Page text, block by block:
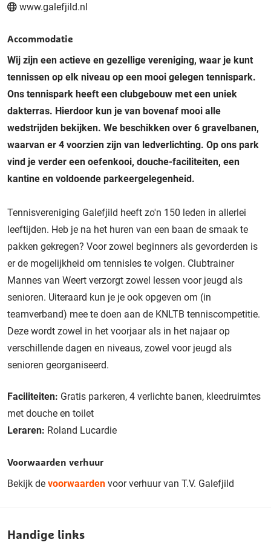
www.galefjild.nl
Accommodatie
Wij zijn een actieve en gezellige vereniging, waar je kunt
tennissen op elk niveau op een mooi gelegen tennispark.
Ons tennispark heeft een clubgebouw met een uniek
dakterras. Hierdoor kun je van bovenaf mooi alle
wedstrijden bekijken. We beschikken over 6 gravelbanen,
waarvan er 4 voorzien zijn van ledverlichting. Op ons park
vind je verder een oefenkooi, douche-faciliteiten, een
kantine en voldoende parkeergelegenheid.
Tennisvereniging Galefjild heeft zo'n 150 leden in allerlei
leeftijden. Heb je na het huren van een baan de smaak te
pakken gekregen? Voor zowel beginners als gevorderden is
er de mogelijkheid om tennisles te volgen. Clubtrainer
Mannes van Weert verzorgt zowel lessen voor jeugd als
senioren. Uiteraard kun je je ook opgeven om (in
teamverband) mee te doen aan de KNLTB tenniscompetitie.
Deze wordt zowel in het voorjaar als in het najaar op
verschillende dagen en niveaus, zowel voor jeugd als
senioren georganiseerd.
Faciliteiten: Gratis parkeren, 4 verlichte banen, kleedruimtes
met douche en toilet
Leraren: Roland Lucardie
Voorwaarden verhuur
Bekijk de voorwaarden voor verhuur van T.V. Galefjild
Handige links